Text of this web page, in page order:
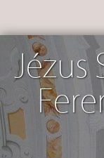
Jézus